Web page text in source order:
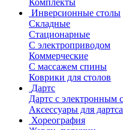
Комплекты
Инверсионные столы
Складные
Стационарные
С электроприводом
Коммерческие
С массажем спины
Коврики для столов
Дартс
Дартс с электронным
Аксессуары для дартса
Хореография